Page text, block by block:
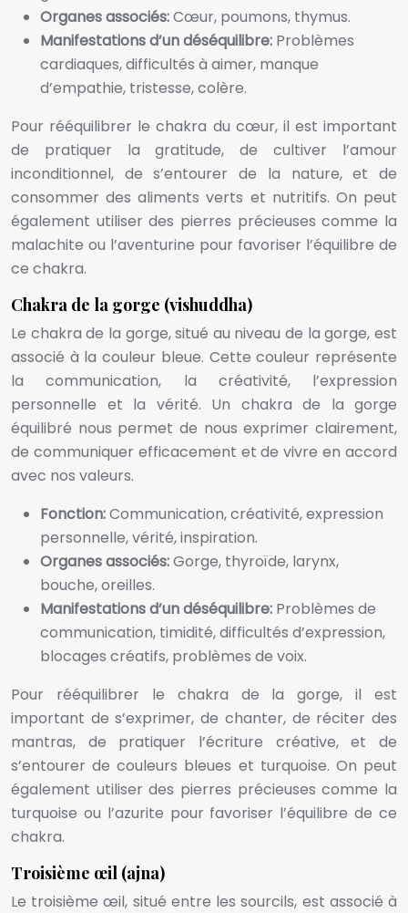
Organes associés:Cœur, poumons, thymus.
Manifestations d’un déséquilibre: Problèmes
cardiaques, difficultés à aimer, manque
d’empathie, tristesse, colère.
Pour rééquilibrer le chakra du cœur, il est important
de pratiquer la gratitude, de cultiver l’amour
inconditionnel, de s’entourer de la nature, et de
consommer des aliments verts et nutritifs. On peut
également utiliser des pierres précieuses comme la
malachite ou l’aventurine pour favoriser l’équilibre de
ce chakra.
Chakra de la gorge (vishuddha)
Le chakra de la gorge, situé au niveau de la gorge, est
associé à la couleur bleue. Cette couleur représente
la communication, la créativité, l’expression
personnelle et la vérité. Un chakra de la gorge
équilibré nous permet de nous exprimer clairement,
de communiquer efficacement et de vivre en accord
avec nos valeurs.
Fonction:Communication, créativité, expression
personnelle, vérité, inspiration.
Organes associés:Gorge, thyroïde, larynx,
bouche, oreilles.
Manifestations d’un déséquilibre: Problèmes de
communication, timidité, difficultés d’expression,
blocages créatifs, problèmes de voix.
Pour rééquilibrer le chakra de la gorge, il est
important de s’exprimer, de chanter, de réciter des
mantras, de pratiquer l’écriture créative, et de
s’entourer de couleurs bleues et turquoise. On peut
également utiliser des pierres précieuses comme la
turquoise ou l’azurite pour favoriser l’équilibre de ce
chakra.
Troisième œil (ajna)
Le troisième œil, situé entre les sourcils, est associé à